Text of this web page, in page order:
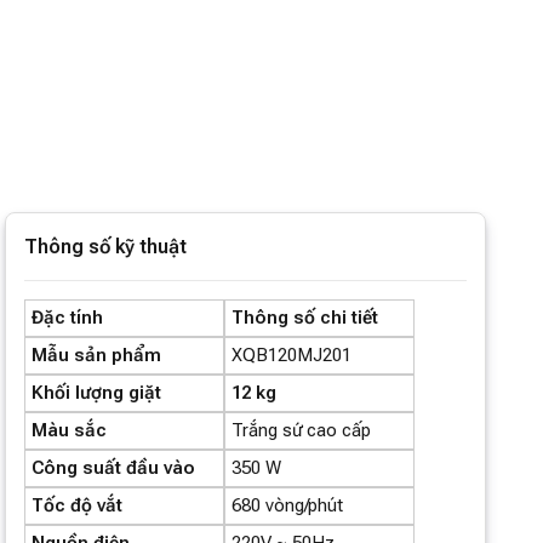
Thông số kỹ thuật
Đặc tính
Thông số chi tiết
Mẫu sản phẩm
XQB120MJ201
Khối lượng giặt
12 kg
Màu sắc
Trắng sứ cao cấp
Công suất đầu vào
350 W
Tốc độ vắt
680 vòng/phút